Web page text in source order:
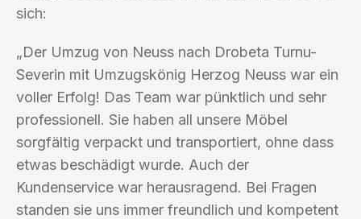
sich:
„Der Umzug von Neuss nach Drobeta Turnu-
Severin mit Umzugskönig Herzog Neuss war ein
voller Erfolg! Das Team war pünktlich und sehr
professionell. Sie haben all unsere Möbel
sorgfältig verpackt und transportiert, ohne dass
etwas beschädigt wurde. Auch der
Kundenservice war herausragend. Bei Fragen
standen sie uns immer freundlich und kompetent